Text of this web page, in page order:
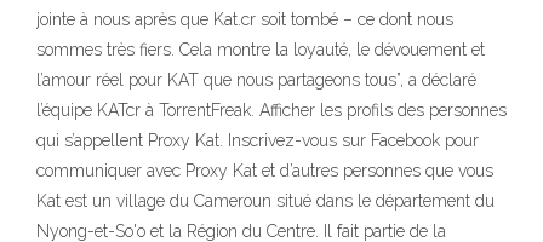
jointe à nous après que Kat.cr soit tombé – ce dont nous
sommes très fiers. Cela montre la loyauté, le dévouement et
l’amour réel pour KAT que nous partageons tous”, a déclaré
l’équipe KATcr à TorrentFreak. Afficher les profils des personnes
qui s’appellent Proxy Kat. Inscrivez-vous sur Facebook pour
communiquer avec Proxy Kat et d’autres personnes que vous
Kat est un village du Cameroun situé dans le département du
Nyong-et-So'o et la Région du Centre. Il fait partie de la